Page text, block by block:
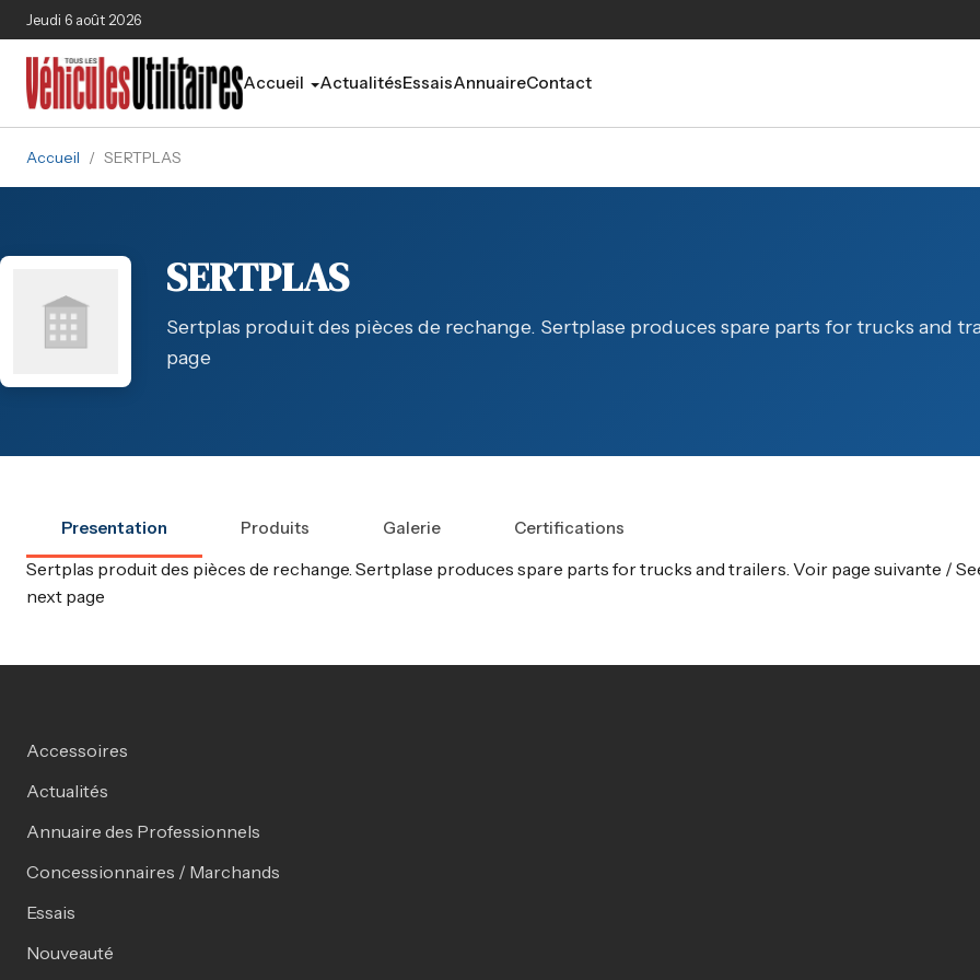
Aller au contenu principal
Jeudi 6 août 2026
Accueil ActualitésEssaisAnnuaireContact
Accueil / SERTPLAS
SERTPLAS
Sertplas produit des pièces de rechange. Sertplase produces spare parts for trucks and
page
Presentation Produits Galerie Certifications
Sertplas produit des pièces de rechange. Sertplase produces spare parts for trucks and trailers. Voir page suivante /
next page
Accessoires
Actualités
Annuaire des Professionnels
Concessionnaires / Marchands
Essais
Nouveauté